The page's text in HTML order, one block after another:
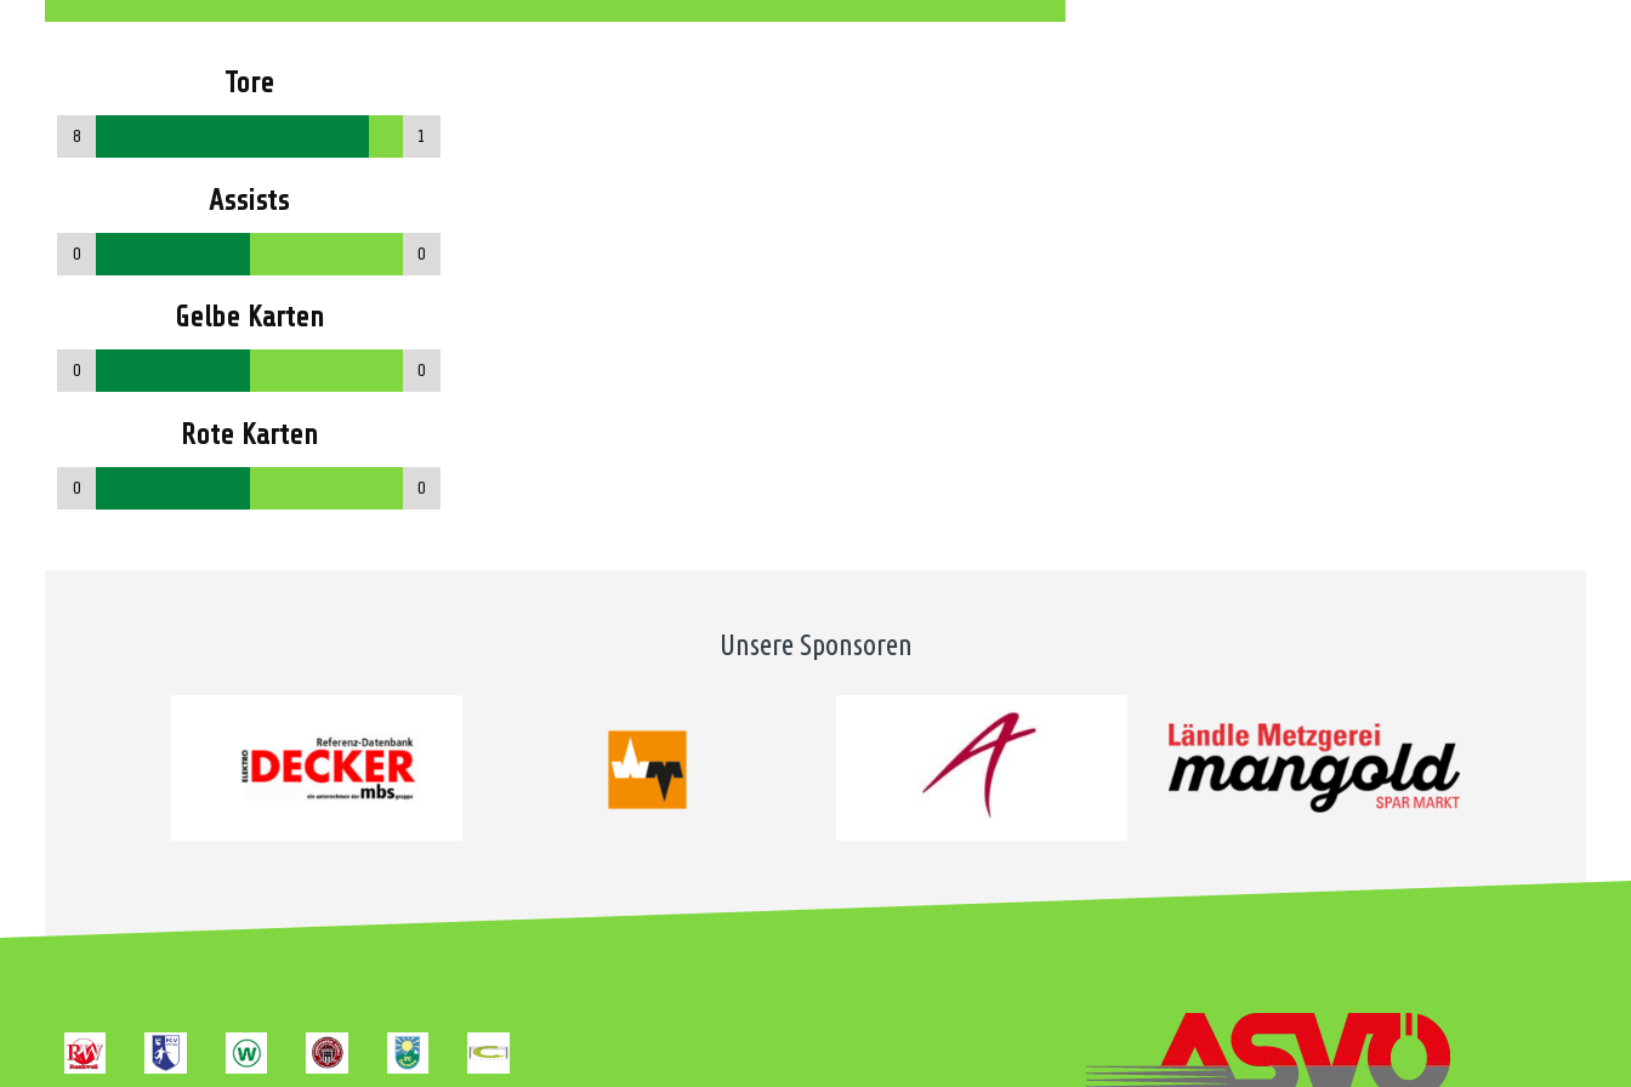
Tore
8 1
Assists
0 0
Gelbe Karten
0 0
Rote Karten
0 0
Unsere Sponsoren